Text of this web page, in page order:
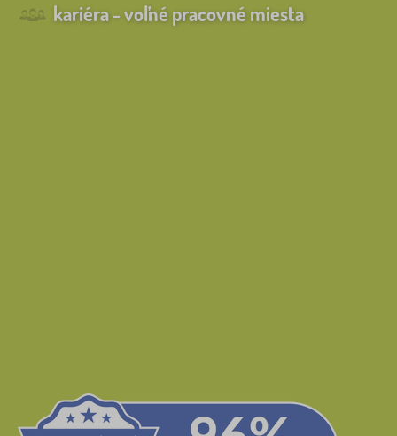
kariéra - voľné pracovné miesta